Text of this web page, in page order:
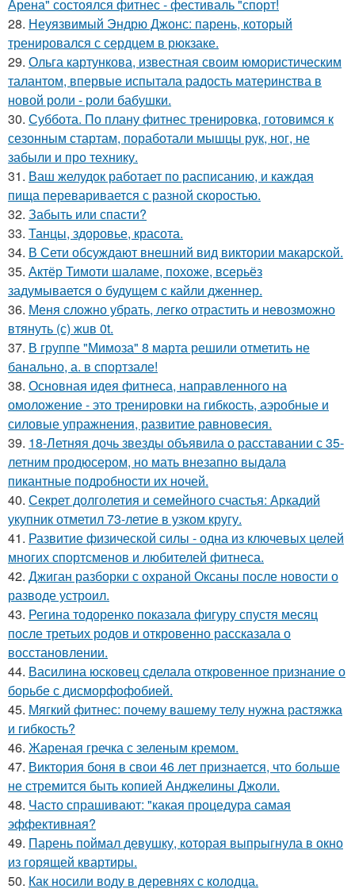
Арена" состоялся фитнес - фестиваль "спорт!
28. Неуязвимый Эндрю Джонс: парень, который
тренировался с сердцем в рюкзаке.
29. Ольга картункова, известная своим юмористическим
талантом, впервые испытала радость материнства в
новой роли - роли бабушки.
30. Суббота. По плану фитнес тренировка, готовимся к
сезонным стартам, поработали мышцы рук, ног, не
забыли и про технику.
31. Ваш желудок работает по расписанию, и каждая
пища переваривается с разной скоростью.
32. Забыть или спасти?
33. Танцы, здоровье, красота.
34. В Сети обсуждают внешний вид виктории макарской.
35. Актёр Тимоти шаламе, похоже, всерьёз
задумывается о будущем с кайли дженнер.
36. Меня сложно убрать, легко отрастить и невозможно
втянуть (с) жuв 0t.
37. В группе "Мимоза" 8 марта решили отметить не
банально, а. в спортзале!
38. Основная идея фитнеса, направленного на
омоложение - это тренировки на гибкость, аэробные и
силовые упражнения, развитие равновесия.
39. 18-Летняя дочь звезды объявила о расставании с 35-
летним продюсером, но мать внезапно выдала
пикантные подробности их ночей.
40. Секрет долголетия и семейного счастья: Аркадий
укупник отметил 73-летие в узком кругу.
41. Развитие физической силы - одна из ключевых целей
многих спортсменов и любителей фитнеса.
42. Джиган разборки с охраной Оксаны после новости о
разводе устроил.
43. Регина тодоренко показала фигуру спустя месяц
после третьих родов и откровенно рассказала о
восстановлении.
44. Василина юсковец сделала откровенное признание о
борьбе с дисморфофобией.
45. Мягкий фитнес: почему вашему телу нужна растяжка
и гибкость?
46. Жареная гречка с зеленым кремом.
47. Виктория боня в свои 46 лет признается, что больше
не стремится быть копией Анджелины Джоли.
48. Часто спрашивают: "какая процедура самая
эффективная?
49. Парень поймал девушку, которая выпрыгнула в окно
из горящей квартиры.
50. Как носили воду в деревнях с колодца.